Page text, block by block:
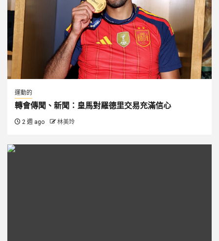
運動的
轉會傳聞、新聞：皇馬對羅德里交易充滿信心
2 週 ago 林美玲